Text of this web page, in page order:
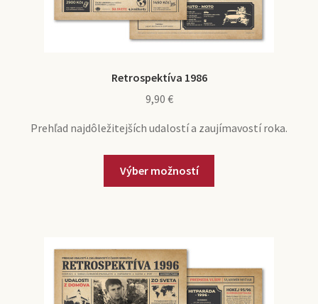
Retrospektíva 1986
9,90 €
Prehľad najdôležitejších udalostí a zaujímavostí roka.
Výber možností